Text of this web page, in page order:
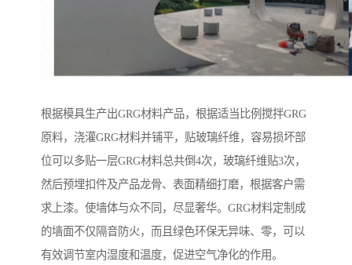
根据模具生产出GRG材料产品，根据适当比例搅拌GRG
原料，浇灌GRG材料并铺平，贴玻璃纤维，容易损坏部
位可以多贴一层GRG材料总共倒4次，玻璃纤维贴3次，
然后预埋扣件及产品龙骨、表面精细打磨，根据客户需
求上漆。使墙体与众不同，尽显奢华。GRG材料定制成
的墙面不仅隔音防火，而且绿色环保无异味、零，可以
有效调节室内湿度和温度，促进空气净化的作用。